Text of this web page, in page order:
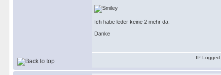
Ich habe leder keine 2 mehr da.
Danke
IP Logged